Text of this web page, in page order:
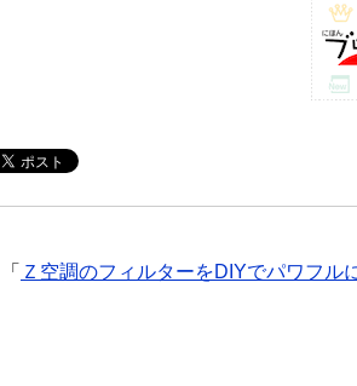
「 Ｚ空調のフィルターをDIYでパワフルに